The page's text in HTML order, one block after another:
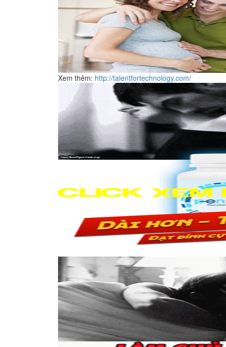
Xem thêm: http://talentfortechnology.com/